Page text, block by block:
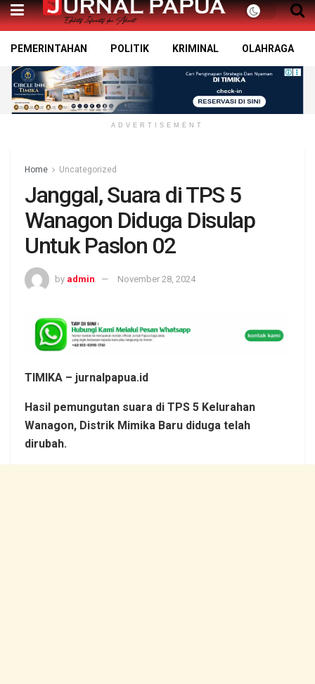
PEMERINTAHAN POLITIK KRIMINAL OLAHRAGA
ADVERTISEMENT
Home Uncategorized
Janggal, Suara di TPS 5
Wanagon Diduga Disulap
Untuk Paslon 02
by admin November 28, 2024
TIMIKA – jurnalpapua.id
Hasil pemungutan suara di TPS 5 Kelurahan
Wanagon, Distrik Mimika Baru diduga telah
dirubah.